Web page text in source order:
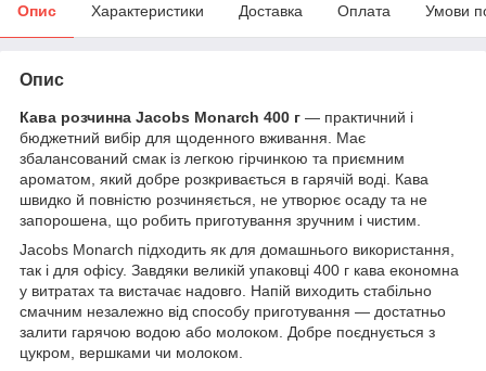
Опис Характеристики Доставка Оплата Умови
Опис
Кава розчинна Jacobs Monarch 400 г — практичний і
бюджетний вибір для щоденного вживання. Має
збалансований смак із легкою гірчинкою та приємним
ароматом, який добре розкривається в гарячій воді. Кава
швидко й повністю розчиняється, не утворює осаду та не
запорошена, що робить приготування зручним і чистим.
Jacobs Monarch підходить як для домашнього використання,
так і для офісу. Завдяки великій упаковці 400 г кава економна
у витратах та вистачає надовго. Напій виходить стабільно
смачним незалежно від способу приготування — достатньо
залити гарячою водою або молоком. Добре поєднується з
цукром, вершками чи молоком.